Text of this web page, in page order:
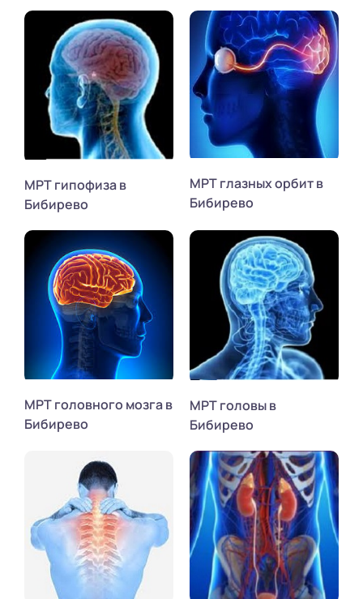
МРТ гипофиза в
Бибирево
МРТ глазных орбит в
Бибирево
МРТ головного мозга в
Бибирево
МРТ головы в
Бибирево